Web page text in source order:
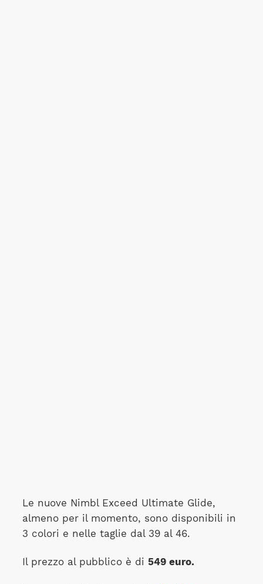
Le nuove Nimbl Exceed Ultimate Glide,
almeno per il momento, sono disponibili in
3 colori e nelle taglie dal 39 al 46.
Il prezzo al pubblico è di 549 euro.